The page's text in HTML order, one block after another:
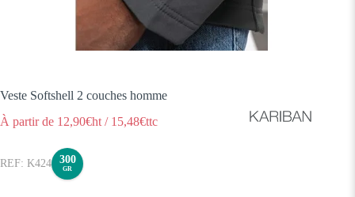
Veste Softshell 2 couches homme
À partir de 12,90€ht / 15,48€ttc
K424 300
GR